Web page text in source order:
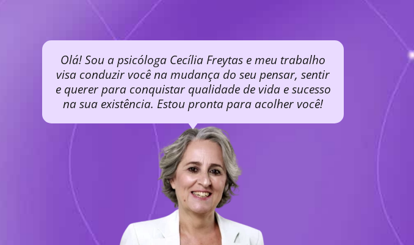
Olá! Sou a psicóloga Cecília Freytas e meu trabalho
visa conduzir você na mudança do seu pensar, sentir
e querer para conquistar qualidade de vida e sucesso
na sua existência. Estou pronta para acolher você!